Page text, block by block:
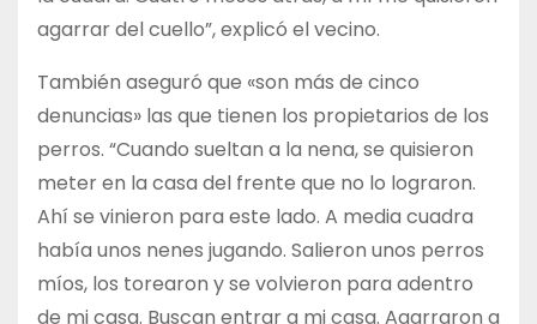
agarrar del cuello”, explicó el vecino.
También aseguró que «son más de cinco
denuncias» las que tienen los propietarios de los
perros. “Cuando sueltan a la nena, se quisieron
meter en la casa del frente que no lo lograron.
Ahí se vinieron para este lado. A media cuadra
había unos nenes jugando. Salieron unos perros
míos, los torearon y se volvieron para adentro
de mi casa. Buscan entrar a mi casa. Agarraron a